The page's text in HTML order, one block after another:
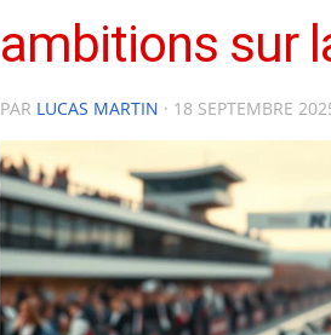
ambitions sur
PAR LUCAS MARTIN · 18 SEPTEMBRE